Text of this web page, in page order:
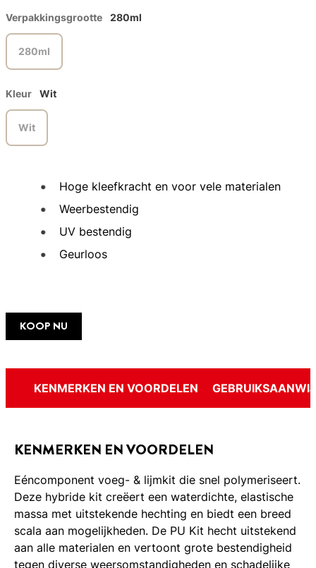
Verpakkingsgrootte 280ml
280ml
Kleur Wit
Wit
Hoge kleefkracht en voor vele materialen
Weerbestendig
UV bestendig
Geurloos
KOOP NU
KENMERKEN EN VOORDELEN
KENMERKEN EN VOORDELEN
Eéncomponent voeg- & lijmkit die snel polymeriseert.
Deze hybride kit creëert een waterdichte, elastische
massa met uitstekende hechting en biedt een breed
scala aan mogelijkheden. De PU Kit hecht uitstekend
aan alle materialen en vertoont grote bestendigheid
tegen diverse weersomstandigheden en schadelijke